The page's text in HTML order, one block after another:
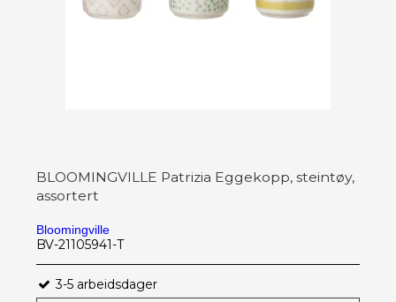
BLOOMINGVILLE Patrizia Eggekopp, steintøy,
assortert
Bloomingville
BV-21105941-T
3-5 arbeidsdager